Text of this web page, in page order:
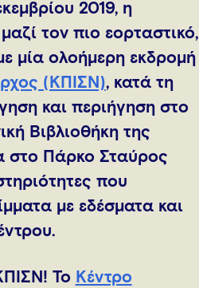
2019, η
τον πιο εορταστικό,
μία ολοήμερη εκδρομή
(ΚΠΙΣΝ), κατά τη
και περιήγηση στο
Βιβλιοθήκη της
στο Πάρκο Σταύρος
που
με εδέσματα και
Το Κέντρο